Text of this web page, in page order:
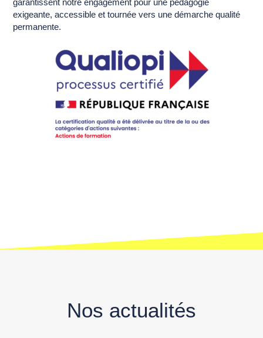
garantissent notre engagement pour une pédagogie
exigeante, accessible et tournée vers une démarche qualité
permanente.
Nos actualités